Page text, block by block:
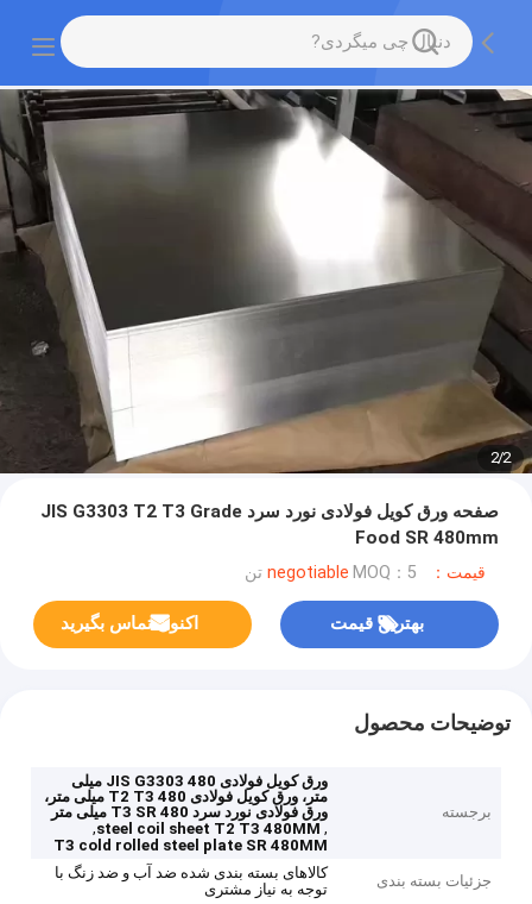
2
/
2
صفحه ورق کویل فولادی نورد سرد JIS G3303 T2 T3 Grade
Food SR 480mm
قیمت：negotiable MOQ：5 تن
بهترین قیمت اکنون تماس بگیرید
توضیحات محصول
برجسته
ورق کویل فولادی JIS G3303 480 میلی
متر، ورق کویل فولادی T2 T3 480 میلی متر،
ورق فولادی نورد سرد T3 SR 480 میلی متر
,
steel coil sheet T2 T3 480MM
,
T3 cold rolled steel plate SR 480MM
جزئیات بسته بندی
کالاهای بسته بندی شده ضد آب و ضد زنگ با
توجه به نیاز مشتری